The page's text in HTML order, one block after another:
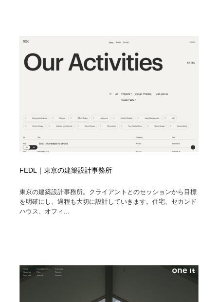
FEDL｜東京の建築設計事務所
東京の建築設計事務所。クライアントとのセッションから目標
を明確にし、過程も大切に設計していきます。住宅、セカンド
ハウス、オフィ...